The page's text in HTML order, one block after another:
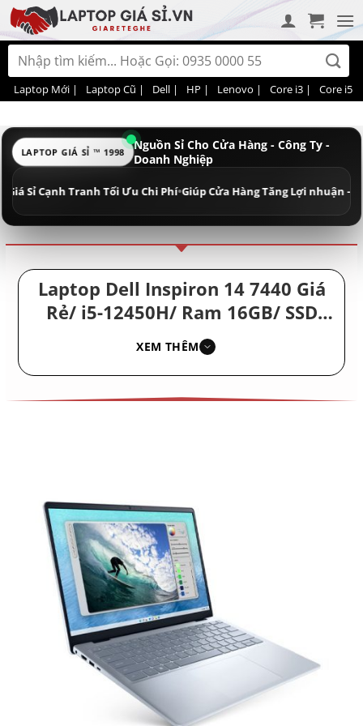
Bỏ
qua
nội
dung
Tìm
kiếm:
Laptop Mới | Laptop Cũ | Dell | HP | Lenovo | Core i3 | Core i5 |
Điều hướng Phân loại
LAPTOP GIÁ SỈ ™ 1998 Nguồn Sỉ Cho Cửa Hàng - Công Ty -
Doanh Nghiệp
Cạnh Tranh Tối Ưu Chi Phí•Giúp Cửa Hàng Tăng Lợi nhuận -
Laptop Dell Inspiron 14 7440 Giá
Rẻ/ i5-12450H/ Ram 16GB/ SSD
512GB/ Laptop Mới Mỏng Nhẹ –
Laptop New Giá Rẻ
XEM THÊM